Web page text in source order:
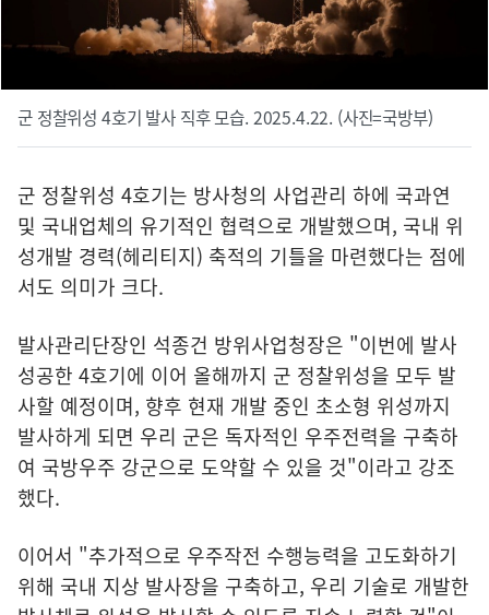
군 정찰위성 4호기 발사 직후 모습. 2025.4.22. (사진=국방부)
군 정찰위성 4호기는 방사청의 사업관리 하에 국과연
및 국내업체의 유기적인 협력으로 개발했으며, 국내 위
성개발 경력(헤리티지) 축적의 기틀을 마련했다는 점에
서도 의미가 크다.
발사관리단장인 석종건 방위사업청장은 "이번에 발사
성공한 4호기에 이어 올해까지 군 정찰위성을 모두 발
사할 예정이며, 향후 현재 개발 중인 초소형 위성까지
발사하게 되면 우리 군은 독자적인 우주전력을 구축하
여 국방우주 강군으로 도약할 수 있을 것"이라고 강조
했다.
이어서 "추가적으로 우주작전 수행능력을 고도화하기
위해 국내 지상 발사장을 구축하고, 우리 기술로 개발한